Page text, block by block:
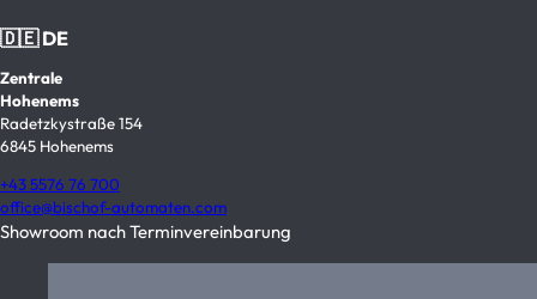
🇩🇪 DE
Zentrale
Hohenems
Radetzkystraße 154
6845 Hohenems
+43 5576 76 700
office@bischof-automaten.com
Showroom nach Terminvereinbarung